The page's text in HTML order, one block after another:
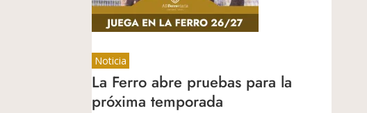
Noticia
La Ferro abre pruebas para la
próxima temporada